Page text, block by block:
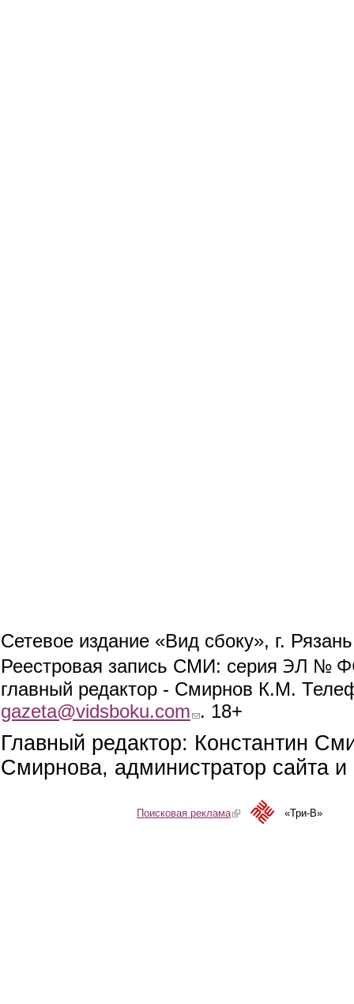
Сетевое издание «Вид сбоку», г.
Реестровая запись СМИ: серия ЭЛ №
главный редактор - Смирнов К.М.
gazeta@vidsboku.com (link sends e-mail)
. 18+
Главный редактор: Константин
Смирнова, администратор сайта
Поисковая реклама(link is external)«Три-В»